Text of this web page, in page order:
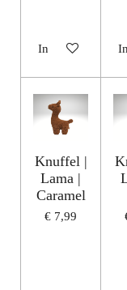
In winkelwagen
Knuffel |
Lama |
Caramel
€ 7,99